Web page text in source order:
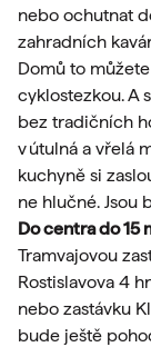
nebo ochutnat
zahradních
Domů to
cyklostezkou. A
bez tradičních
v útulná a vřelá
kuchyně si
ne hlučné. Jsou
Do centra do 15
Tramvajovou
Rostislavova 4
nebo zastávku
bude ještě